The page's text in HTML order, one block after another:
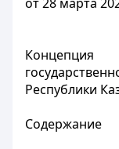
Концепция
Республики
Содержание